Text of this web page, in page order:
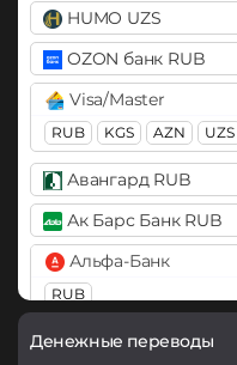
Decentraland (MANA)
Dogecoin (DOGE)
DOGE
Polkadot (DOT)
DOT
Ethereum (ETH)
BEP20 ERC20
OP
ARB
BASE
HUMO UZS
OZON банк RUB
Visa/Master
RUB KGS AZN UZS
Авангард RUB
Ак Барс Банк RUB
Альфа-Банк
RUB
ВТБ Банк RUB
Денежные переводы